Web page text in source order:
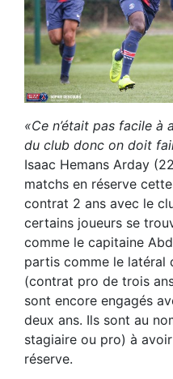
«Ce n’était pas facile à
du club donc on doit
Isaac Hemans Arday
matchs en réserve
contrat 2 ans avec le
certains joueurs se
comme le capitaine
partis comme le latéral
(contrat pro de trois
sont encore engagés
deux ans. Ils sont au
stagiaire ou pro) à
réserve.